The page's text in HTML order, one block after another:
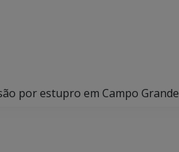
por estupro em Campo Grande